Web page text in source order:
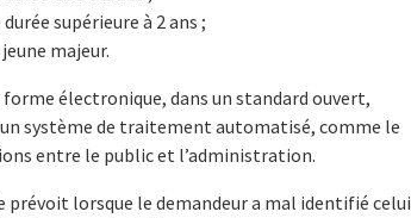
supérieure à 2 ans ;
majeur.
électronique, dans un standard ouvert,
système de traitement automatisé, comme le
entre le public et l’administration.
prévoit lorsque le demandeur a mal identifié celui